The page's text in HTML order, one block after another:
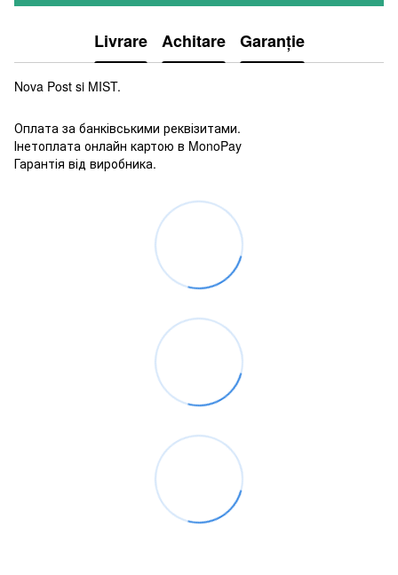
Livrare Achitare Garanție
Nova Post si MIST.
Оплата за банківськими реквізитами.
Інетоплата онлайн картою в MonoPay
Гарантія від виробника.